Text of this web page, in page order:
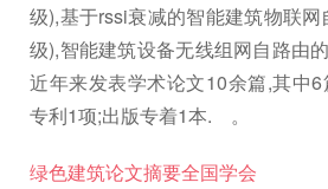
级),基于rssi衰减的智能建筑物联
级),智能建筑设备无线组网自路由
近年来发表学术论文10余篇,其中
专利1项;出版专着1本. 。
绿色建筑论文摘要全国学会